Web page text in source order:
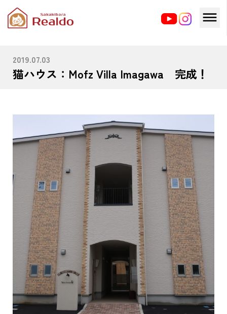
HOME
ブログ
猫ハウス：Mofz Villa Imagawa 完成！
2019.07.03
猫ハウス：Mofz Villa Imagawa 完成！